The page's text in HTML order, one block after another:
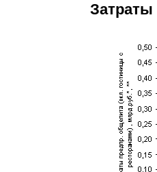
Затраты